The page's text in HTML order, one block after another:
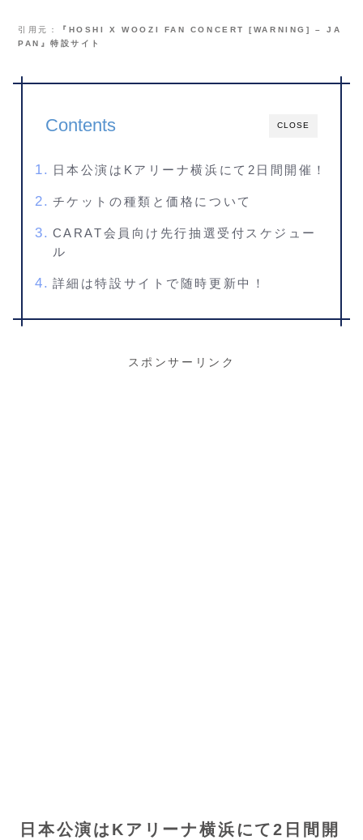
引用元：
『HOSHI X WOOZI FAN CONCERT [WARNING] – JA
PAN』特設サイト
CLOSE
Contents
日本公演はKアリーナ横浜にて2日間開催！
チケットの種類と価格について
CARAT会員向け先行抽選受付スケジュー
ル
詳細は特設サイトで随時更新中！
スポンサーリンク
日本公演はKアリーナ横浜にて2日間開